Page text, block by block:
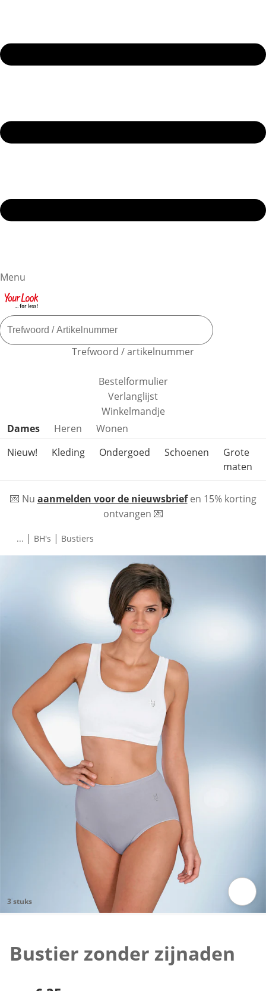
Menu
Trefwoord / artikelnummer
Bestelformulier
Verlanglijst
Winkelmandje
Productcategorieën overslaan
Dames Heren
Wonen
Nieuw!
Kleding Ondergoed Schoenen
Grote
maten
💌 Nu aanmelden voor de nieuwsbriefen 15% korting
ontvangen 💌
... | BH's | Bustiers
3 stuks
Bustier zonder zijnaden